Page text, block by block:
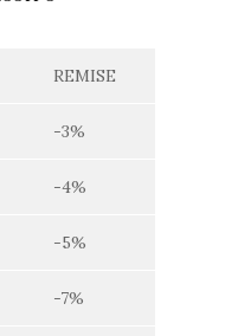
REMISE
-3%
-4%
-5%
-7%